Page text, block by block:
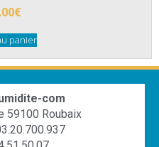
€
panier
com
59100 Roubaix